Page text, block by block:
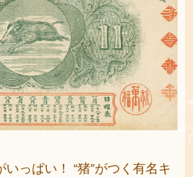
っぱい！ “猪”がつく有名キ